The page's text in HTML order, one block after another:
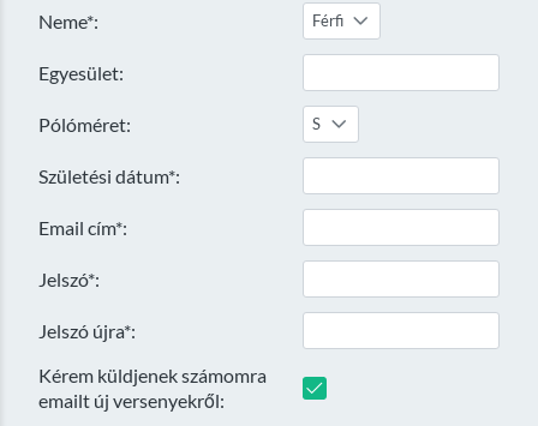
Neme*: Férfi
Egyesület:
Pólóméret: S
Születési dátum*:
Email cím*:
Jelszó*:
Jelszó újra*:
Kérem küldjenek számomra
emailt új versenyekről: